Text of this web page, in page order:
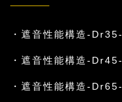
遮音性能構造-Dr35-
遮音性能構造-Dr45-
遮音性能構造-Dr65-